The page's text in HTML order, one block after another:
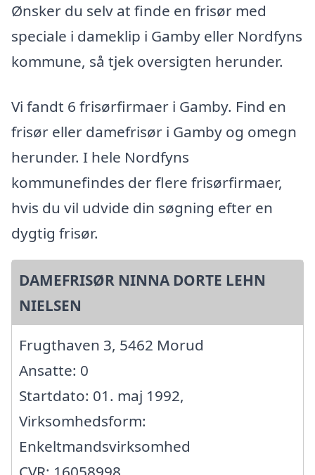
Ønsker du selv at finde en frisør med
speciale i dameklip i Gamby eller Nordfyns
kommune, så tjek oversigten herunder.
Vi fandt 6 frisørfirmaer i Gamby. Find en
frisør eller damefrisør i Gamby og omegn
herunder. I hele Nordfyns
kommunefindes der flere frisørfirmaer,
hvis du vil udvide din søgning efter en
dygtig frisør.
DAMEFRISØR NINNA DORTE LEHN
NIELSEN
Frugthaven 3, 5462 Morud
Ansatte: 0
Startdato: 01. maj 1992,
Virksomhedsform:
Enkeltmandsvirksomhed